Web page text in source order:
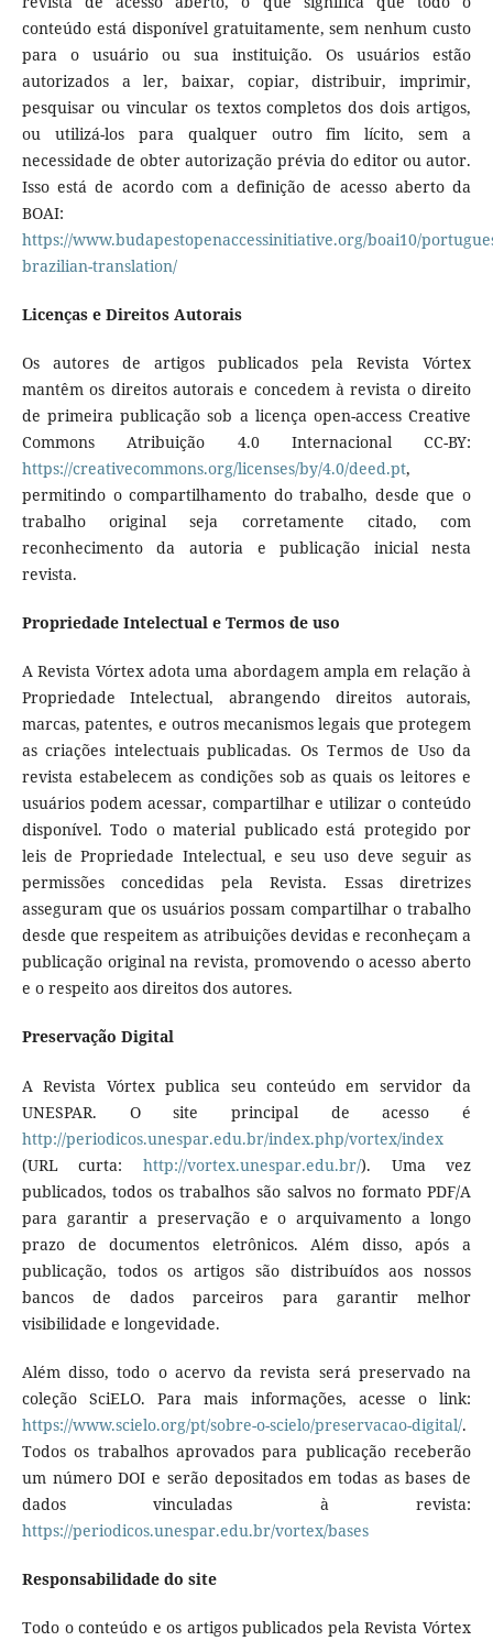
conteúdo está disponível gratuitamente, sem nenhum custo
para o usuário ou sua instituição. Os usuários estão
autorizados a ler, baixar, copiar, distribuir, imprimir,
pesquisar ou vincular os textos completos dos dois artigos,
ou utilizá-los para qualquer outro fim lícito, sem a
necessidade de obter autorização prévia do editor ou autor.
Isso está de acordo com a definição de acesso aberto da
BOAI:
https://www.budapestopenaccessinitiative.org/boai10/
brazilian-translation/
Licenças e Direitos Autorais
Os autores de artigos publicados pela Revista Vórtex
mantêm os direitos autorais e concedem à revista o direito
de primeira publicação sob a licença open-access Creative
Commons Atribuição 4.0 Internacional CC-BY:
https://creativecommons.org/licenses/by/4.0/deed.pt,
permitindo o compartilhamento do trabalho, desde que o
trabalho original seja corretamente citado, com
reconhecimento da autoria e publicação inicial nesta
revista.
Propriedade Intelectual e Termos de uso
A Revista Vórtex adota uma abordagem ampla em relação à
Propriedade Intelectual, abrangendo direitos autorais,
marcas, patentes, e outros mecanismos legais que protegem
as criações intelectuais publicadas. Os Termos de Uso da
revista estabelecem as condições sob as quais os leitores e
usuários podem acessar, compartilhar e utilizar o conteúdo
disponível. Todo o material publicado está protegido por
leis de Propriedade Intelectual, e seu uso deve seguir as
permissões concedidas pela Revista. Essas diretrizes
asseguram que os usuários possam compartilhar o trabalho
desde que respeitem as atribuições devidas e reconheçam a
publicação original na revista, promovendo o acesso aberto
e o respeito aos direitos dos autores.
Preservação Digital
A Revista Vórtex publica seu conteúdo em servidor da
UNESPAR. O site principal de acesso é
http://periodicos.unespar.edu.br/index.php/vortex/index
(URL curta: http://vortex.unespar.edu.br/). Uma vez
publicados, todos os trabalhos são salvos no formato PDF/A
para garantir a preservação e o arquivamento a longo
prazo de documentos eletrônicos. Além disso, após a
publicação, todos os artigos são distribuídos aos nossos
bancos de dados parceiros para garantir melhor
visibilidade e longevidade.
Além disso, todo o acervo da revista será preservado na
coleção SciELO. Para mais informações, acesse o link:
https://www.scielo.org/pt/sobre-o-scielo/preservacao-digital/.
Todos os trabalhos aprovados para publicação receberão
um número DOI e serão depositados em todas as bases de
dados vinculadas à revista:
https://periodicos.unespar.edu.br/vortex/bases
Responsabilidade do site
Todo o conteúdo e os artigos publicados pela Revista Vórtex